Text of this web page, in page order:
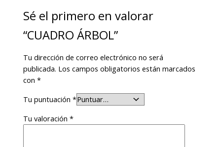
Sé el primero en valorar
“CUADRO ÁRBOL”
Tu dirección de correo electrónico no será
publicada. Los campos obligatorios están marcados
con*
Tu puntuación*
Tu valoración*